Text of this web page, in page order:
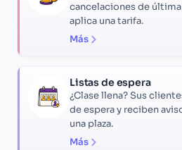
cancelaciones de
aplica una tarifa.
Más
Listas de espera
¿Clase llena? Sus
de espera y reciben
una plaza.
Más